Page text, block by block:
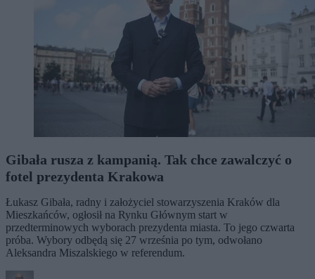
Gibała rusza z kampanią. Tak chce zawalczyć o
fotel prezydenta Krakowa
Łukasz Gibała, radny i założyciel stowarzyszenia Kraków dla
Mieszkańców, ogłosił na Rynku Głównym start w
przedterminowych wyborach prezydenta miasta. To jego czwarta
próba. Wybory odbędą się 27 września po tym, odwołano
Aleksandra Miszalskiego w referendum.